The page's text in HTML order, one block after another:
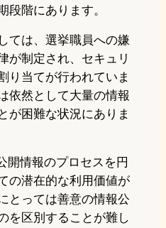
段階にあります。
ては、選挙職員への嫌
が制定され、セキュリ
り当てが行われていま
依然として大量の情報
が困難な状況にありま
開情報のプロセスを円
の潜在的な利用価値が
とっては善意の情報公
を区別することが難し